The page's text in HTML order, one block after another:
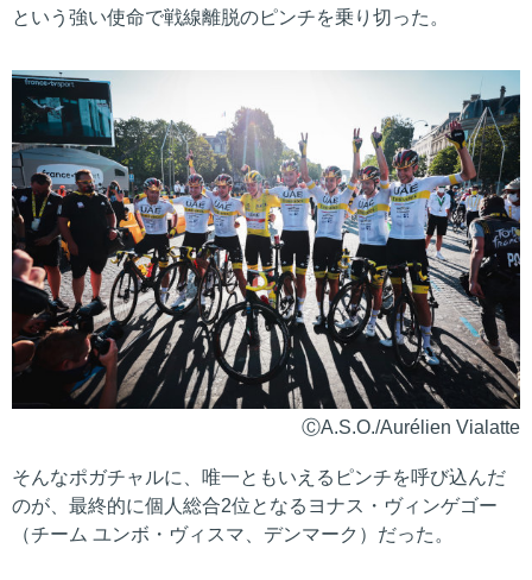
という強い使命で戦線離脱のピンチを乗り切った。
ⒸA.S.O./Aurélien Vialatte
そんなポガチャルに、唯一ともいえるピンチを呼び込んだ
のが、最終的に個人総合2位となるヨナス・ヴィンゲゴー
（チーム ユンボ・ヴィスマ、デンマーク）だった。